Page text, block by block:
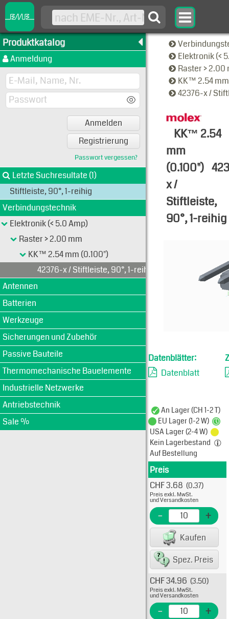
Produktkatalog
Anmeldung
Anmelden
Registrierung
Passwort vergessen?
Letzte Suchresultate (1)
Stiftleiste, 90°, 1-reihig
Verbindungstechnik
Elektronik (< 5.0 Amp)
Raster > 2.00 mm
KK™ 2.54 mm (0.100")
42376-x / Stiftleiste, 90°, 1-reihig
Antennen
Batterien
Werkzeuge
Sicherungen und Zubehör
Passive Bauteile
Thermomechanische Bauelemente
Industrielle Netzwerke
Antriebstechnik
Sale %
Elektronik (<
Raster >
KK™ 2.54
42376-x /
KK™ 2.54
mm
(0.100")
x /
Stiftleiste,
90°, 1-reihig
Datenblätter:
Datenblatt
An Lager (CH 1-2 T)
EU Lager (1-2 W)
USA Lager (2-4 W)
Kein Lagerbestand
Auf Bestellung
Produkt
Preis
EME
CHF 3.68 (0.37)
Preis exkl. MwSt.
und Versandkosten
- +
Kaufen
Spez. Preis
Typ:
EME
CHF 34.96 (3.50)
Preis exkl. MwSt.
und Versandkosten
- +